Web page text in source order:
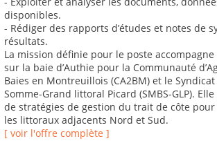
disponibles.
- Rédiger des rapports d’études et notes de
résultats.
La mission définie pour le poste
sur la baie d’Authie pour la Communauté
Baies en Montreuillois (CA2BM) et le
Somme-Grand littoral Picard (SMBS-GLP).
de stratégies de gestion du trait de côte pour
les littoraux adjacents Nord et Sud.
[ voir l'offre complète ]